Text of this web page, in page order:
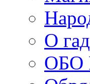
О
ОБО